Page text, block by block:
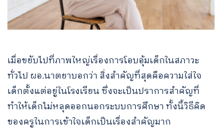
เมื่อขยับไปที่ภาพใหญ่เรื่องการโอบอุ้มเด็กในสภาวะ
ทั่วไป ผอ.นาตยาบอกว่า สิ่งสำคัญที่สุดคือความใส่ใจ
เด็กตั้งแต่อยู่ในโรงเรียน ซึ่งจะเป็นปราการสำคัญที่
ทำให้เด็กไม่หลุดออกนอกระบบการศึกษา ทั้งนี้วิธีคิด
ของครูในการเข้าใจเด็กเป็นเรื่องสำคัญมาก